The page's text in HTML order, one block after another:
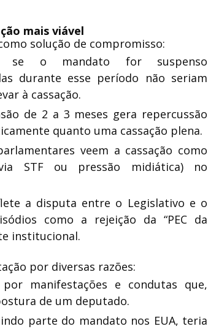
mais viável
solução de compromisso:
se o mandato for suspenso
durante esse período não seriam
à cassação.
de 2 a 3 meses gera repercussão
quanto uma cassação plena.
veem a cassação como
STF ou pressão midiática) no
a disputa entre o Legislativo e o
como a rejeição da “PEC da
institucional.
por diversas razões:
manifestações e condutas que,
de um deputado.
parte do mandato nos EUA, teria